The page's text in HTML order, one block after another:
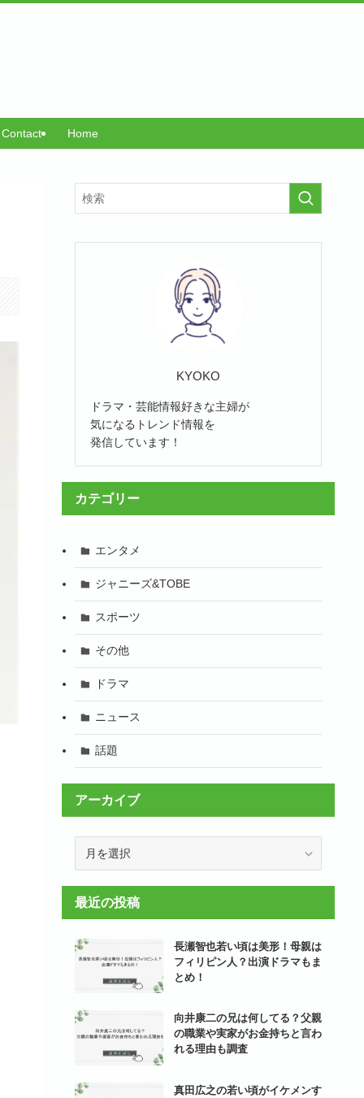
Contact Home
KYOKO
ドラマ・芸能情報好きな主婦が
気になるトレンド情報を
発信しています！
カテゴリー
エンタメ
ジャニーズ&TOBE
スポーツ
その他
ドラマ
ニュース
話題
アーカイブ
イ
最近の投稿
長瀬智也若い頃は美形！母親は
フィリピン人？出演ドラマもま
とめ！
向井康二の兄は何してる？父親
の職業や実家がお金持ちと言わ
れる理由も調査
真田広之の若い頃がイケメンす